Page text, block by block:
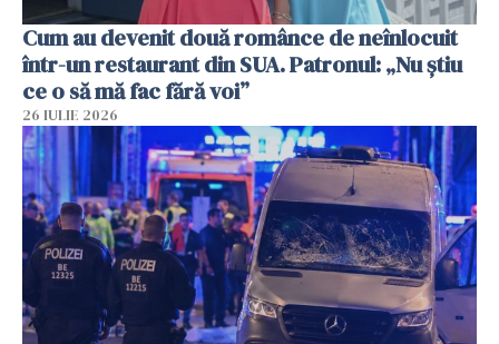
Cum au devenit două românce de neînlocuit
într-un restaurant din SUA. Patronul: „Nu știu
ce o să mă fac fără voi”
26 IULIE 2026